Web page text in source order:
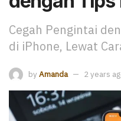
Cegah Pengintai
di iPhone, Lewat
by Amanda 2 years